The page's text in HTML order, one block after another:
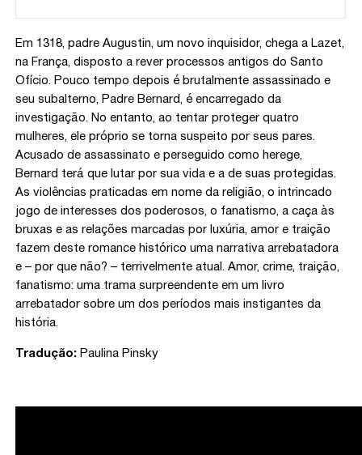
Em 1318, padre Augustin, um novo inquisidor, chega a Lazet,
na França, disposto a rever processos antigos do Santo
Ofício. Pouco tempo depois é brutalmente assassinado e
seu subalterno, Padre Bernard, é encarregado da
investigação. No entanto, ao tentar proteger quatro
mulheres, ele próprio se torna suspeito por seus pares.
Acusado de assassinato e perseguido como herege,
Bernard terá que lutar por sua vida e a de suas protegidas.
As violências praticadas em nome da religião, o intrincado
jogo de interesses dos poderosos, o fanatismo, a caça às
bruxas e as relações marcadas por luxúria, amor e traição
fazem deste romance histórico uma narrativa arrebatadora
e – por que não? – terrivelmente atual. Amor, crime, traição,
fanatismo: uma trama surpreendente em um livro
arrebatador sobre um dos períodos mais instigantes da
história.
Tradução: Paulina Pinsky